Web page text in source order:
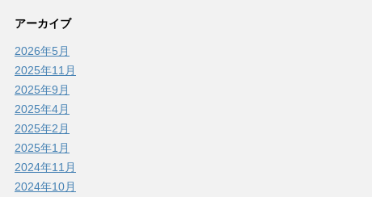
アーカイブ
2026年5月
2025年11月
2025年9月
2025年4月
2025年2月
2025年1月
2024年11月
2024年10月